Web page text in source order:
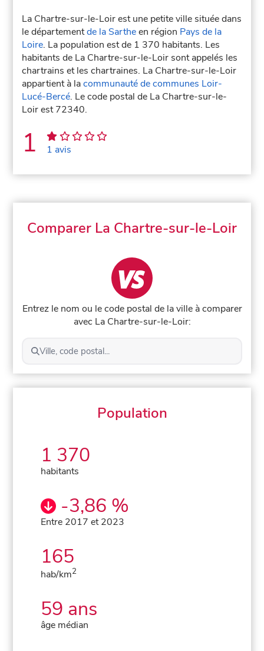
La Chartre-sur-le-Loir est une petite ville située dans
le départementde la Sartheen région Pays de la
Loire. La population est de 1 370 habitants. Les
habitants de La Chartre-sur-le-Loir sont appelés les
chartrains et les chartraines. La Chartre-sur-le-Loir
appartient à lacommunauté de communes Loir-
Lucé-Bercé. Le code postal de La Chartre-sur-le-
Loir est 72340.
1 1 avis
Comparer La Chartre-sur-le-Loir
Entrez le nom ou le code postal de la ville à comparer
avec La Chartre-sur-le-Loir:
Ville, code postal...
Population
1 370
habitants
-3,86 %
Entre 2017 et 2023
165
hab/km2
59 ans
âge médian